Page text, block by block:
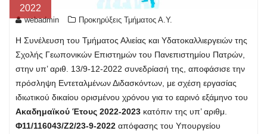
2022
webadmin Προκηρύξεις Τμήματος Α.Υ.
Η Συνέλευση του Τμήματος Αλιείας και Υδατοκαλλιεργειών της
Σχολής Γεωπονικών Επιστημών του Πανεπιστημίου Πατρών,
στην υπ’ αριθ. 13/9-12-2022 συνεδρίασή της, αποφάσισε την
πρόσληψη Εντεταλμένων Διδασκόντων, με σχέση εργασίας
ιδιωτικού δικαίου ορισμένου χρόνου για το εαρινό εξάμηνο του
Ακαδημαϊκού Έτους 2022-2023 κατόπιν της υπ’ αριθμ.
Φ11/116043/Ζ2/23-9-2022 απόφασης του Υπουργείου